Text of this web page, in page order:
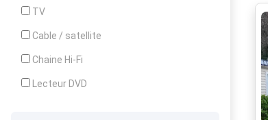
TV
Cable / satellite
Chaine Hi-Fi
Lecteur DVD